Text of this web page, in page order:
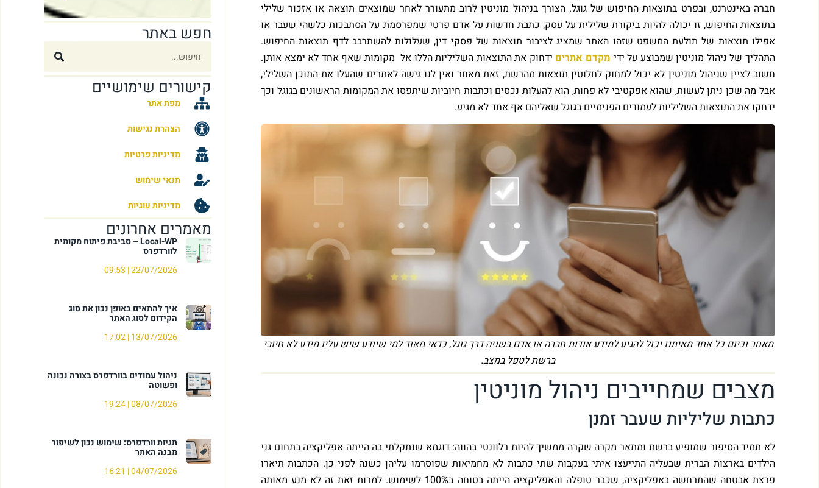
חפש באתר
קישורים שימושיים
מפת אתר
הצהרת נגישות
מדיניות פרטיות
תנאי שימוש
מדיניות עוגיות
מאמרים אחרונים
Local-WP – סביבת פיתוח מקומית
לוורדפרס
22/07/2026
איך להתאים באופן נכון את סוג
הקידום לסוג האתר
13/07/2026
17:02
ניהול עמודים בוורדפרס בצורה נכונה
ופשוטה
08/07/2026
19:24
תגיות וורדפרס: שימוש נכון לשיפור
מבנה האתר
04/07/2026
חברה באינטרנט, ובפרט בתוצאות החיפוש של גוגל. הצורך בניהול מוניטין לרוב מתעורר לאחר שמוצאים תוצאה או אזכור שלילי
בתוצאות החיפוש, זו יכולה להיות ביקורת שלילית על עסק, כתבת חדשות על אדם פרטי שמפרסמת על הסתבכות כלשהי שעבר או
אפילו תוצאות של תולעת המשפט שזהו האתר שמציג לציבור תוצאות של פסקי דין, שעלולות להשתרבב לדף תוצאות החיפוש.
התהליך של ניהול מוניטין שמבוצע על ידי מקדם אתרים ידחוק את התוצאות השליליות הללו אל מקומות שאף אחד לא ימצא אותן.
חשוב לציין שניהול מוניטין לא יכול למחוק לחלוטין תוצאות מהרשת, זאת מאחר ואין לנו גישה לאתרים שהעלו את התוכן השלילי,
אבל מה שכן ניתן לעשות, שהוא אפקטיבי לא פחות, הוא להעלות נכסים וכתבות חיוביות שיתפסו את המקומות הראשונים בגוגל וכך
ידחקו את התוצאות השליליות לעמודים הפנימיים בגוגל שאליהם אף אחד לא מגיע.
מאחר וכיום כל אחד מאיתנו יכול להגיע למידע אודות חברה או אדם בשניה דרך גוגל, כדאי מאוד למי שיודע שיש עליו מידע לא חיובי
ברשת לטפל במצב.
מצבים שמחייבים ניהול מוניטין​
כתבות שליליות שעבר זמנן
לא תמיד הסיפור שמופיע ברשת ומתאר מקרה שקרה ממשיך להיות רלוונטי בהווה: דוגמא שנתקלתי בה הייתה אפליקציה בתחום גני
הילדים בארצות הברית שבעליה התייעצו איתי בעקבות שתי כתבות לא מחמיאות שפוסרמו עליהן כשנה לפני כן. הכתבות תיארו
פרצת אבטחה שהתרחשה באפליקציה, שכבר טופלה והאפליקציה הייתה בטוחה ב100% לשימוש. למרות זאת זה לא מנע מאותה